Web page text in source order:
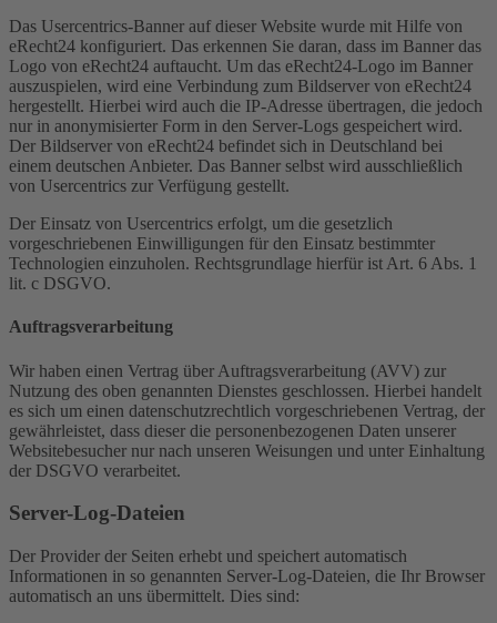
Das Usercentrics-Banner auf dieser Website wurde mit Hilfe von
eRecht24 konfiguriert. Das erkennen Sie daran, dass im Banner das
Logo von eRecht24 auftaucht. Um das eRecht24-Logo im Banner
auszuspielen, wird eine Verbindung zum Bildserver von eRecht24
hergestellt. Hierbei wird auch die IP-Adresse übertragen, die jedoch
nur in anonymisierter Form in den Server-Logs gespeichert wird.
Der Bildserver von eRecht24 befindet sich in Deutschland bei
einem deutschen Anbieter. Das Banner selbst wird ausschließlich
von Usercentrics zur Verfügung gestellt.
Der Einsatz von Usercentrics erfolgt, um die gesetzlich
vorgeschriebenen Einwilligungen für den Einsatz bestimmter
Technologien einzuholen. Rechtsgrundlage hierfür ist Art. 6 Abs. 1
lit. c DSGVO.
Auftragsverarbeitung
Wir haben einen Vertrag über Auftragsverarbeitung (AVV) zur
Nutzung des oben genannten Dienstes geschlossen. Hierbei handelt
es sich um einen datenschutzrechtlich vorgeschriebenen Vertrag, der
gewährleistet, dass dieser die personenbezogenen Daten unserer
Websitebesucher nur nach unseren Weisungen und unter Einhaltung
der DSGVO verarbeitet.
Server-Log-Dateien
Der Provider der Seiten erhebt und speichert automatisch
Informationen in so genannten Server-Log-Dateien, die Ihr Browser
automatisch an uns übermittelt. Dies sind: